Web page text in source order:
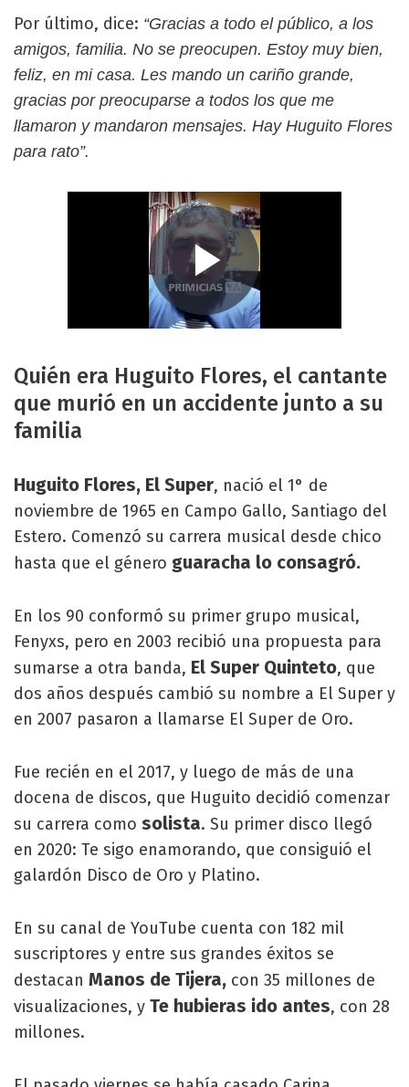
Por último, dice: “Gracias a todo el público, a los
amigos, familia. No se preocupen. Estoy muy bien,
feliz, en mi casa. Les mando un cariño grande,
gracias por preocuparse a todos los que me
llamaron y mandaron mensajes. Hay Huguito Flores
para rato”.
Quién era Huguito Flores, el cantante
que murió en un accidente junto a su
familia
Huguito Flores, El Super, nació el 1° de
noviembre de 1965 en Campo Gallo, Santiago del
Estero. Comenzó su carrera musical desde chico
hasta que el género guaracha lo consagró.
En los 90 conformó su primer grupo musical,
Fenyxs, pero en 2003 recibió una propuesta para
sumarse a otra banda, El Super Quinteto, que
dos años después cambió su nombre a El Super y
en 2007 pasaron a llamarse El Super de Oro.
Fue recién en el 2017, y luego de más de una
docena de discos, que Huguito decidió comenzar
su carrera como solista. Su primer disco llegó
en 2020: Te sigo enamorando, que consiguió el
galardón Disco de Oro y Platino.
En su canal de YouTube cuenta con 182 mil
suscriptores y entre sus grandes éxitos se
destacan Manos de Tijera, con 35 millones de
visualizaciones, y Te hubieras ido antes, con 28
millones.